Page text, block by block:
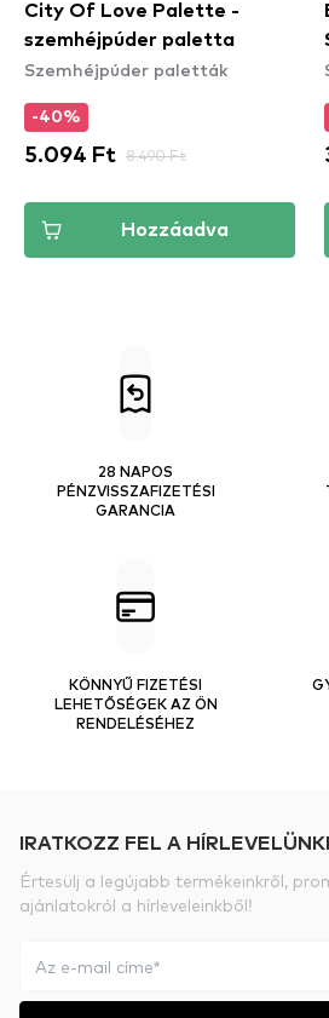
City Of Love Palette -
szemhéjpúder paletta
Szemhéjpúder paletták
-40%
5.094 Ft 8.490 Ft
Hozzáadva
28 NAPOS
PÉNZVISSZAFIZETÉSI
GARANCIA
KÖNNYŰ FIZETÉSI
LEHETŐSÉGEK AZ ÖN
RENDELÉSÉHEZ
IRATKOZZ FEL A
Értesülj a legújabb termékeinkről,
ajánlatokról a hírleveleinkből!